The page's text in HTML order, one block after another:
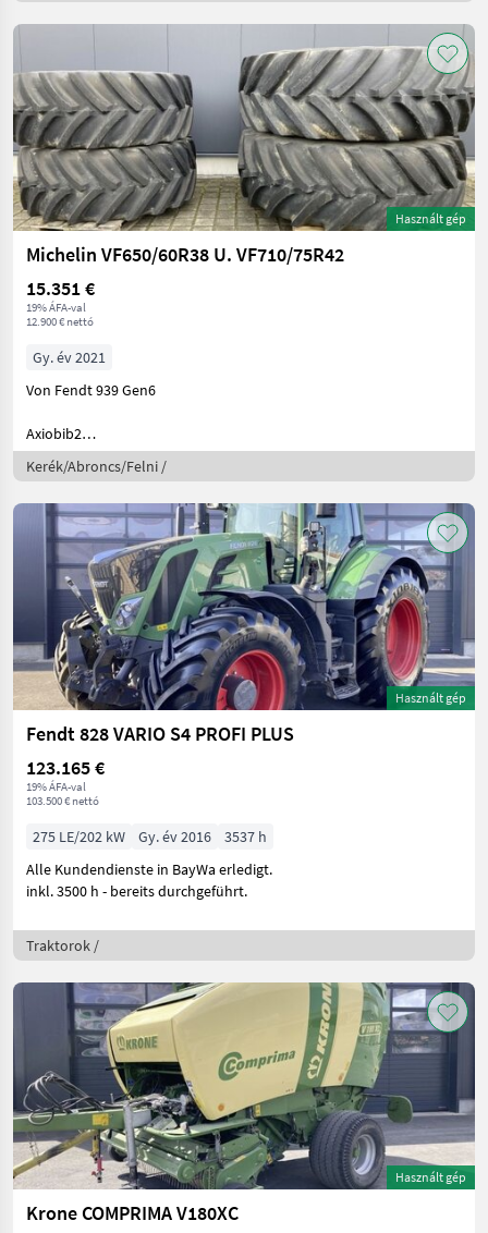
Használt gép
Michelin VF650/60R38 U. VF710/75R42
15.351 €
19% ÁFA-val
12.900 € nettó
Gy. év 2021
Von Fendt 939 Gen6
Axiobib2
VF650/60R38 170D MI ET -67 12 Loch DW23
Kerék/Abroncs/Felni /
Használt gép
Fendt 828 VARIO S4 PROFI PLUS
123.165 €
19% ÁFA-val
103.500 € nettó
275 LE/202 kW Gy. év 2016
3537 h
Alle Kundendienste in BayWa erledigt.
inkl. 3500 h - bereits durchgeführt.
Traktorok /
Használt gép
Krone COMPRIMA V180XC